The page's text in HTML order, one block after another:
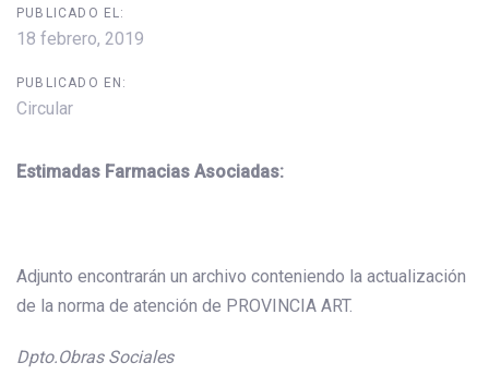
PUBLICADO EL:
18 febrero, 2019
PUBLICADO EN:
Circular
Estimadas Farmacias Asociadas:
Adjunto encontrarán un archivo conteniendo la actualización
de la norma de atención de PROVINCIA ART.
Dpto.Obras Sociales